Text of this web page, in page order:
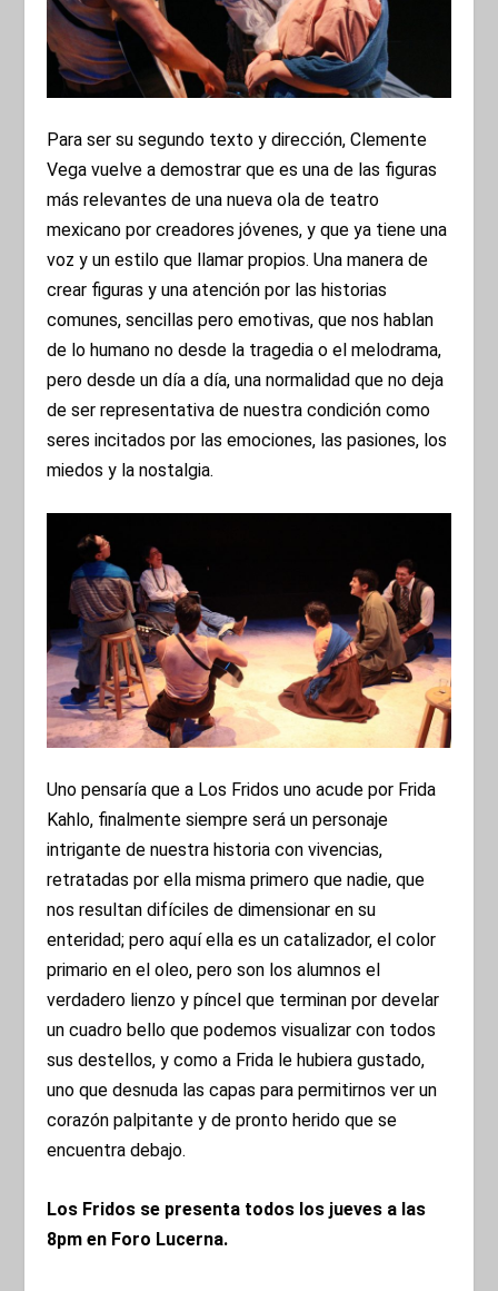
Para ser su segundo texto y dirección, Clemente
Vega vuelve a demostrar que es una de las figuras
más relevantes de una nueva ola de teatro
mexicano por creadores jóvenes, y que ya tiene una
voz y un estilo que llamar propios. Una manera de
crear figuras y una atención por las historias
comunes, sencillas pero emotivas, que nos hablan
de lo humano no desde la tragedia o el melodrama,
pero desde un día a día, una normalidad que no deja
de ser representativa de nuestra condición como
seres incitados por las emociones, las pasiones, los
miedos y la nostalgia.
Uno pensaría que a Los Fridos uno acude por Frida
Kahlo, finalmente siempre será un personaje
intrigante de nuestra historia con vivencias,
retratadas por ella misma primero que nadie, que
nos resultan difíciles de dimensionar en su
enteridad; pero aquí ella es un catalizador, el color
primario en el oleo, pero son los alumnos el
verdadero lienzo y píncel que terminan por develar
un cuadro bello que podemos visualizar con todos
sus destellos, y como a Frida le hubiera gustado,
uno que desnuda las capas para permitirnos ver un
corazón palpitante y de pronto herido que se
encuentra debajo.
Los Fridos se presenta todos los jueves a las
8pm en Foro Lucerna.